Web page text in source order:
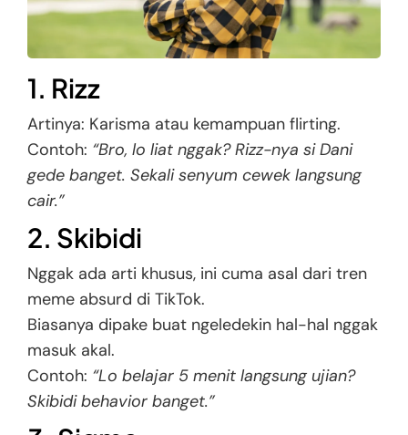
1. Rizz
Artinya: Karisma atau kemampuan flirting.
Contoh: “Bro, lo liat nggak? Rizz-nya si Dani
gede banget. Sekali senyum cewek langsung
cair.”
2. Skibidi
Nggak ada arti khusus, ini cuma asal dari tren
meme absurd di TikTok.
Biasanya dipake buat ngeledekin hal-hal nggak
masuk akal.
Contoh: “Lo belajar 5 menit langsung ujian?
Skibidi behavior banget.”